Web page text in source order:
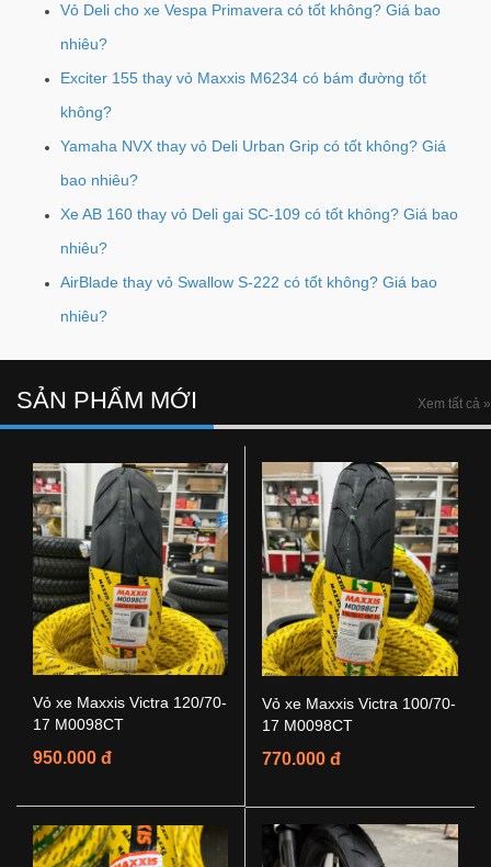
Vỏ Deli cho xe Vespa Primavera có tốt không? Giá bao
nhiêu?
Exciter 155 thay vỏ Maxxis M6234 có bám đường tốt
không?
Yamaha NVX thay vỏ Deli Urban Grip có tốt không? Giá
bao nhiêu?
Xe AB 160 thay vỏ Deli gai SC-109 có tốt không? Giá bao
nhiêu?
AirBlade thay vỏ Swallow S-222 có tốt không? Giá bao
nhiêu?
SẢN PHẨM MỚI Xem tất cả »
Vỏ xe Maxxis Victra 120/70-
17 M0098CT
950.000 đ
Vỏ xe Maxxis Victra 100/70-
17 M0098CT
770.000 đ